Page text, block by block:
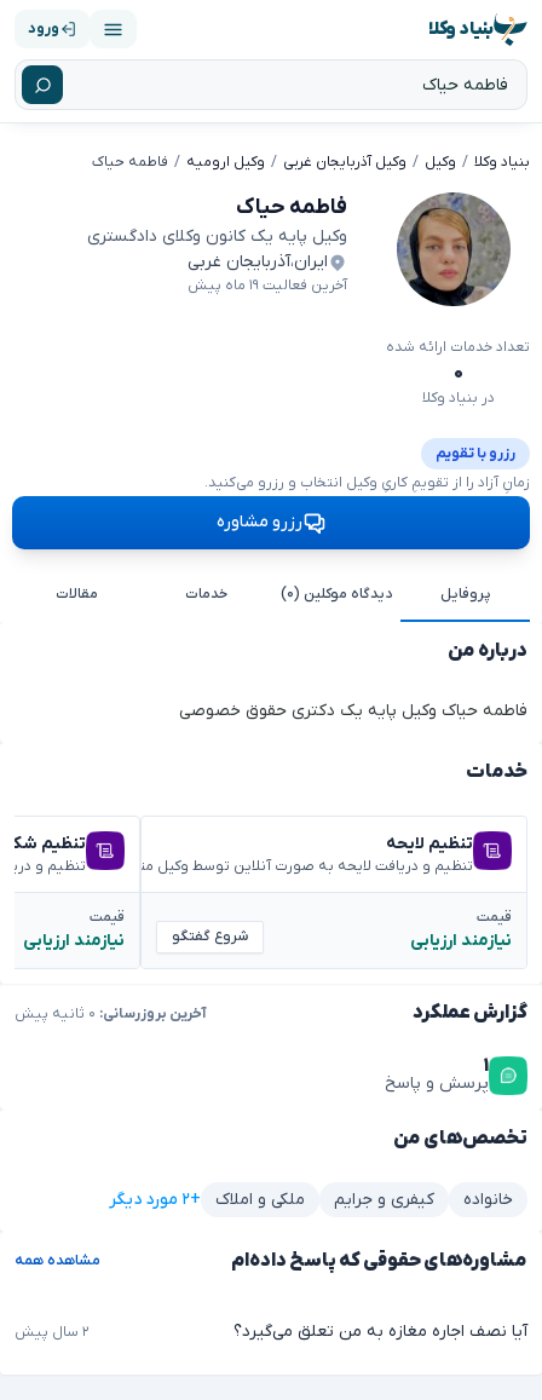
بنیاد وکلا ورود
بنیاد وکلا وکیل وکیل آذربایجان غربی وکیل ارومیه فاطمه حیاک
فاطمه حیاک
وکیل پایه یک کانون وکلای دادگستری
ایران،آذربایجان غربی
آخرین فعالیت ۱۹ ماه پیش
تعداد خدمات ارائه شده
۰
در بنیاد وکلا
رزرو با تقویم
زمانِ آزاد را از تقویمِ کاریِ وکیل انتخاب و رزرو می‌کنید.
رزرو مشاوره
پروفایل دیدگاه موکلین (۰) خدمات مقالات
درباره من
فاطمه حیاک وکیل پایه یک دکتری حقوق خصوصی
گزارش عملکرد آخرین بروزرسانی:
۱
پرسش و پاسخ
تخصص‌های من
خانواده کیفری و جرایم ملکی و املاک +۲ مورد دیگر
خدمات
تنظیم لایحه
تنظیم و دریافت لایحه به صورت آنلاین توسط وکیل متخصص
قیمت
نیازمند ارزیابی شروع گفتگو
تنظیم
تنظیم و
قیمت
نیازمند ارزیابی
مشاوره‌های حقوقی که پاسخ داده‌ام مشاهده همه
آیا نصف اجاره مغازه به من تعلق می‌گیرد؟ ۲ سال پیش